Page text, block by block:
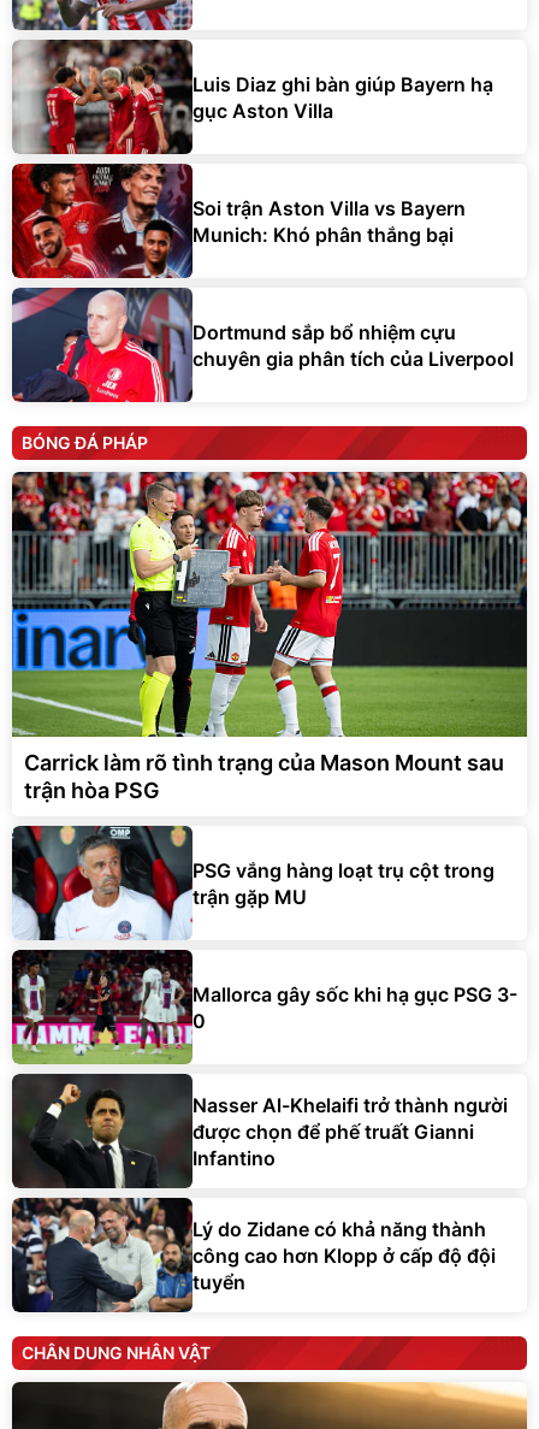
Luis Diaz ghi bàn giúp Bayern hạ
gục Aston Villa
Soi trận Aston Villa vs Bayern
Munich: Khó phân thắng bại
Dortmund sắp bổ nhiệm cựu
chuyên gia phân tích của Liverpool
BÓNG ĐÁ PHÁP
Carrick làm rõ tình trạng của Mason Mount sau
trận hòa PSG
PSG vắng hàng loạt trụ cột trong
trận gặp MU
Mallorca gây sốc khi hạ gục PSG 3-
0
Nasser Al-Khelaifi trở thành người
được chọn để phế truất Gianni
Infantino
Lý do Zidane có khả năng thành
công cao hơn Klopp ở cấp độ đội
tuyển
CHÂN DUNG NHÂN VẬT